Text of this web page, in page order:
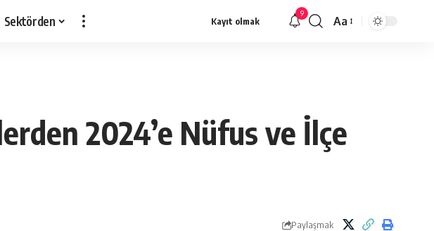
Sektörden Kayıt olmak
9
Yazı
Aa
2024’e Nüfus ve İlçe
Paylaşmak